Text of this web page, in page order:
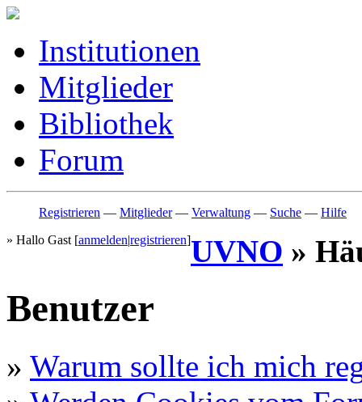
Institutionen
Mitglieder
Bibliothek
Forum
Registrieren — Mitglieder— Verwaltung — Suche — Hilfe
» Hallo Gast [anmelden|registrieren]UVNO »
Benutzer
» Warum sollte ich mich